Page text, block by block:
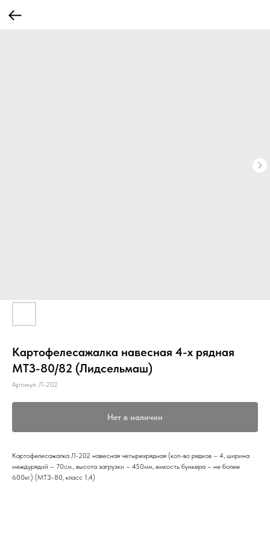
Картофелесажалка навесная 4-х рядная
МТЗ-80/82 (Лидсельмаш)
Артикул: Л-202
Нет в наличии
Картофелесажалка Л-202 навесная четырехрядная (кол-во рядков – 4, ширина
междурядий – 70см., высота загрузки – 450мм, емкость бункера – не более
600кг.) (МТЗ-80, класс 1,4)